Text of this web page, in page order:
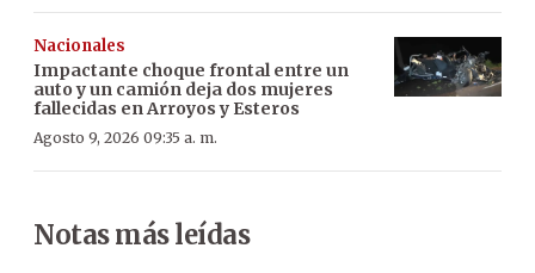
Nacionales
Impactante choque frontal entre un
auto y un camión deja dos mujeres
fallecidas en Arroyos y Esteros
Agosto 9, 2026 09:35 a. m.
Notas más leídas